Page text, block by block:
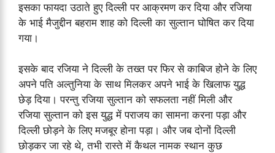
इसका फायदा उठाते हुए दिल्ली पर आक्रमण कर दिया और रजिया
के भाई मैजुद्दीन बहराम शाह को दिल्ली का सुल्तान घोषित कर दिया
गया।
इसके बाद रजिया ने दिल्ली के तख्त पर फिर से काबिज होने के लिए
अपने पति अल्तुनिया के साथ मिलकर अपने भाई के खिलाफ युद्ध
छेड़ दिया। परन्तु रजिया सुल्तान को सफलता नहीं मिली और
रजिया सुल्तान को इस युद्ध में पराजय का सामना करना पड़ा और
दिल्ली छोड़ने के लिए मजबूर होना पड़ा। और जब दोनों दिल्ली
छोड़कर जा रहे थे, तभी रास्ते में कैथल नामक स्थान कुछ